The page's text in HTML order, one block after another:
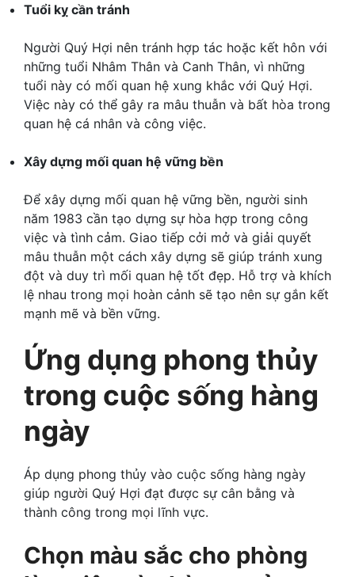
Tuổi kỵ cần tránh
Người Quý Hợi nên tránh hợp tác hoặc kết hôn với
những tuổi Nhâm Thân và Canh Thân, vì những
tuổi này có mối quan hệ xung khắc với Quý Hợi.
Việc này có thể gây ra mâu thuẫn và bất hòa trong
quan hệ cá nhân và công việc.
Xây dựng mối quan hệ vững bền
Để xây dựng mối quan hệ vững bền, người sinh
năm 1983 cần tạo dựng sự hòa hợp trong công
việc và tình cảm. Giao tiếp cởi mở và giải quyết
mâu thuẫn một cách xây dựng sẽ giúp tránh xung
đột và duy trì mối quan hệ tốt đẹp. Hỗ trợ và khích
lệ nhau trong mọi hoàn cảnh sẽ tạo nên sự gắn kết
mạnh mẽ và bền vững.
Ứng dụng phong thủy
trong cuộc sống hàng
ngày
Áp dụng phong thủy vào cuộc sống hàng ngày
giúp người Quý Hợi đạt được sự cân bằng và
thành công trong mọi lĩnh vực.
Chọn màu sắc cho phòng